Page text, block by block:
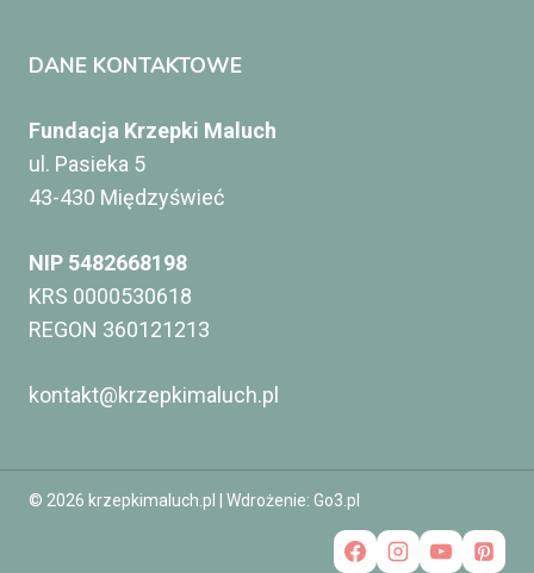
DANE KONTAKTOWE
Fundacja Krzepki Maluch
ul. Pasieka 5
43-430 Międzyświeć
NIP 5482668198
KRS 0000530618
REGON 360121213
kontakt@krzepkimaluch.pl
© 2026 krzepkimaluch.pl | Wdrożenie: Go3.pl